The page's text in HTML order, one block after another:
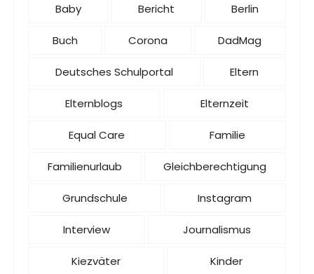
Baby Bericht Berlin
Buch Corona DadMag
Deutsches Schulportal Eltern
Elternblogs Elternzeit
Equal Care Familie
Familienurlaub Gleichberechtigung
Grundschule Instagram
Interview Journalismus
Kiezväter Kinder